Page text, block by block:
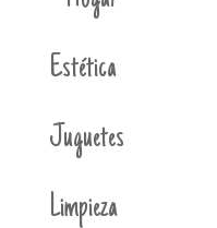
Estética
Juguetes
Limpieza